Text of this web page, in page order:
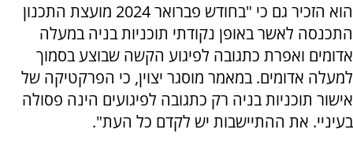
הוא הזכיר גם כי "בחודש פברואר 2024 מועצת התכנון
התכנסה לאשר באופן נקודתי תוכניות בניה במעלה
אדומים ואפרת כתגובה לפיגוע הקשה שבוצע בסמוך
למעלה אדומים. במאמר מוסגר יצוין, כי הפרקטיקה של
אישור תוכניות בניה רק כתגובה לפיגועים הינה פסולה
בעיניי. את ההתיישבות יש לקדם כל העת".